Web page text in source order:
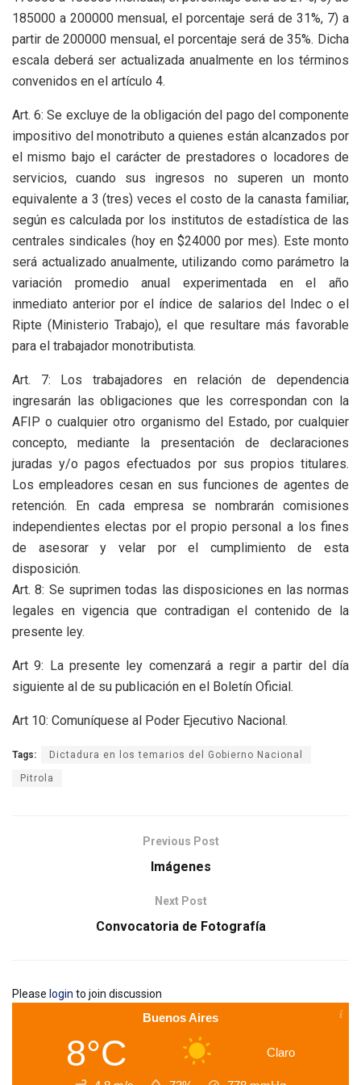
185000 a 200000 mensual, el porcentaje será de 31%, 7) a
partir de 200000 mensual, el porcentaje será de 35%. Dicha
escala deberá ser actualizada anualmente en los términos
convenidos en el artículo 4.
Art. 6: Se excluye de la obligación del pago del componente
impositivo del monotributo a quienes están alcanzados por
el mismo bajo el carácter de prestadores o locadores de
servicios, cuando sus ingresos no superen un monto
equivalente a 3 (tres) veces el costo de la canasta familiar,
según es calculada por los institutos de estadística de las
centrales sindicales (hoy en $24000 por mes). Este monto
será actualizado anualmente, utilizando como parámetro la
variación promedio anual experimentada en el año
inmediato anterior por el índice de salarios del Indec o el
Ripte (Ministerio Trabajo), el que resultare más favorable
para el trabajador monotributista.
Art. 7: Los trabajadores en relación de dependencia
ingresarán las obligaciones que les correspondan con la
AFIP o cualquier otro organismo del Estado, por cualquier
concepto, mediante la presentación de declaraciones
juradas y/o pagos efectuados por sus propios titulares.
Los empleadores cesan en sus funciones de agentes de
retención. En cada empresa se nombrarán comisiones
independientes electas por el propio personal a los fines
de asesorar y velar por el cumplimiento de esta
disposición.
Art. 8: Se suprimen todas las disposiciones en las normas
legales en vigencia que contradigan el contenido de la
presente ley.
Art 9: La presente ley comenzará a regir a partir del día
siguiente al de su publicación en el Boletín Oficial.
Art 10: Comuníquese al Poder Ejecutivo Nacional.
Tags: Dictadura en los temarios del Gobierno Nacional
Pitrola
Previous Post
Imágenes
Next Post
Convocatoria de Fotografía
Please login to join discussion
Buenos Aires
8°C Claro